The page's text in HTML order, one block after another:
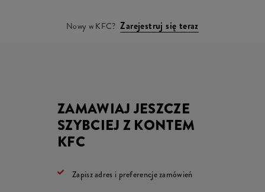
Nowy w KFC? Zarejestruj się teraz
ZAMAWIAJ JESZCZE
SZYBCIEJ Z KONTEM
KFC
Zapisz adres i preferencje zamówień